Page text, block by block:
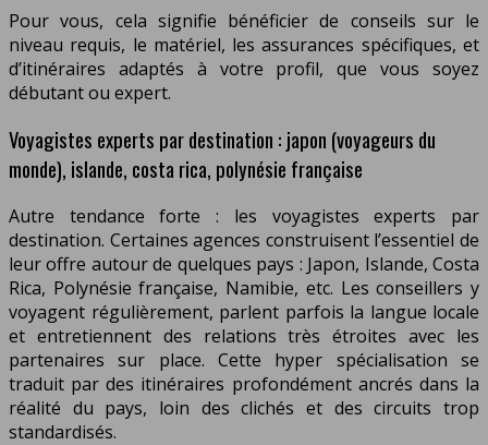
Pour vous, cela signifie bénéficier de conseils sur le
niveau requis, le matériel, les assurances spécifiques, et
d’itinéraires adaptés à votre profil, que vous soyez
débutant ou expert.
Voyagistes experts par destination : japon (voyageurs du
monde), islande, costa rica, polynésie française
Autre tendance forte : les voyagistes experts par
destination. Certaines agences construisent l’essentiel de
leur offre autour de quelques pays : Japon, Islande, Costa
Rica, Polynésie française, Namibie, etc. Les conseillers y
voyagent régulièrement, parlent parfois la langue locale
et entretiennent des relations très étroites avec les
partenaires sur place. Cette hyper spécialisation se
traduit par des itinéraires profondément ancrés dans la
réalité du pays, loin des clichés et des circuits trop
standardisés.